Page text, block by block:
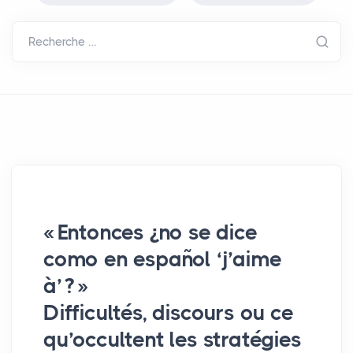
Recherche …
«Entonces ¿no se dice
como en español ‘j’aime
à’?»
Difficultés, discours ou ce
qu’occultent les stratégies